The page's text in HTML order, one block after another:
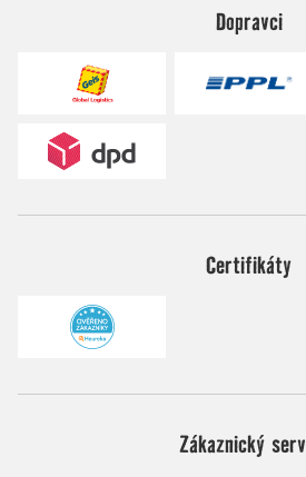
Dopravci
Certifikáty
Zákaznický